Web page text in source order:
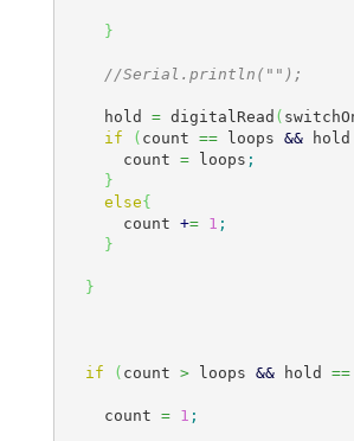
}
//Serial.println("");
    hold
= digitalRead (
if
( count == loops && hold
      count
= loops ;
}
else{
      count
+= 1 ;
}
}
if ( count > loops && hold ==
    count
= 1 ;